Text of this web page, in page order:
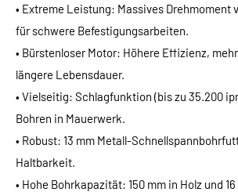
• Extreme Leistung: Massives Drehmoment
für schwere Befestigungsarbeiten.
• Bürstenloser Motor: Höhere Effizienz,
längere Lebensdauer.
• Vielseitig: Schlagfunktion (bis zu 35.200
Bohren in Mauerwerk.
• Robust: 13 mm Metall-
Haltbarkeit.
• Hohe Bohrkapazität: 150 mm in Holz und 16